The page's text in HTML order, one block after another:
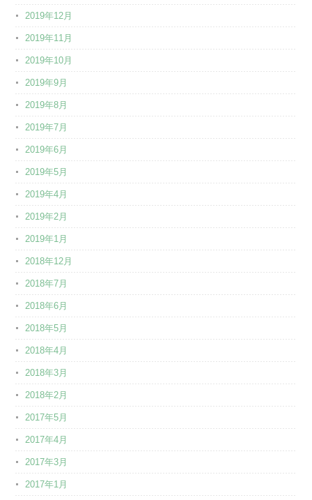
2019年12月
2019年11月
2019年10月
2019年9月
2019年8月
2019年7月
2019年6月
2019年5月
2019年4月
2019年2月
2019年1月
2018年12月
2018年7月
2018年6月
2018年5月
2018年4月
2018年3月
2018年2月
2017年5月
2017年4月
2017年3月
2017年1月